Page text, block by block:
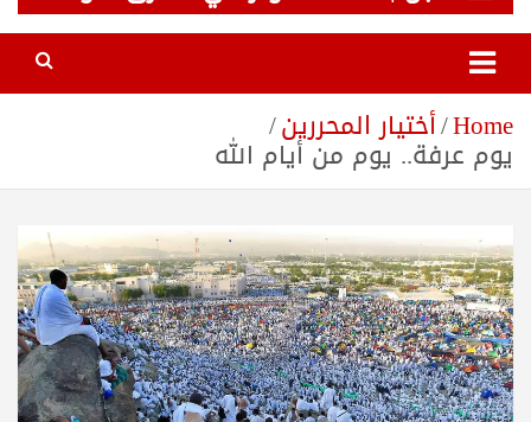
Home أختيار المحررين
يوم عرفة.. يوم من أيام الله